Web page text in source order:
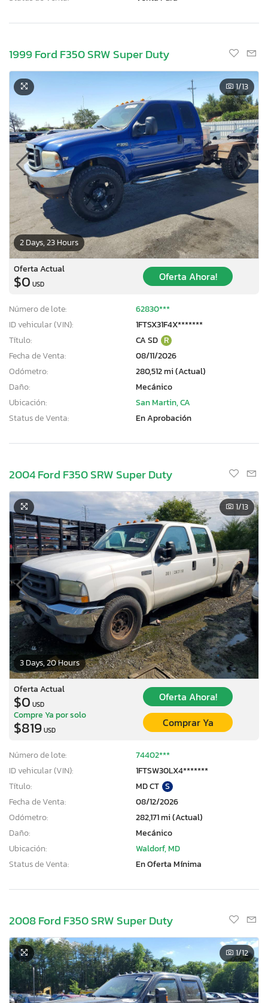
1999 Ford F350 SRW Super Duty
2 Days, 23 Hours
1/13
Oferta Actual
$0 USD
Oferta Ahora!
Número de lote:
62830***
ID vehicular (VIN):
1FTSX31F4X*******
Título:
CA SD R
Fecha de Venta:
08/11/2026
Odómetro:
280,512 mi (Actual)
Daño:
Mecánico
Ubicación:
San Martin, CA
Status de Venta:
En Aprobación
2004 Ford F350 SRW Super Duty
3 Days, 20 Hours
1/13
Oferta Actual
$0 USD
Oferta Ahora!
Compre Ya por solo
$819USD
Comprar Ya
Número de lote:
74402***
ID vehicular (VIN):
1FTSW30LX4*******
Título:
MD CT S
Fecha de Venta:
08/12/2026
Odómetro:
282,171 mi (Actual)
Daño:
Mecánico
Ubicación:
Waldorf, MD
Status de Venta:
En Oferta Mínima
2008 Ford F350 SRW Super Duty
1/12